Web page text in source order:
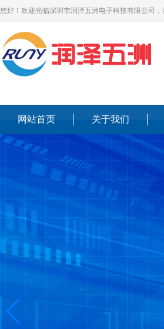
您好！欢迎光临深圳市润泽五洲电子科技有限公司，
网站首页 关于我们